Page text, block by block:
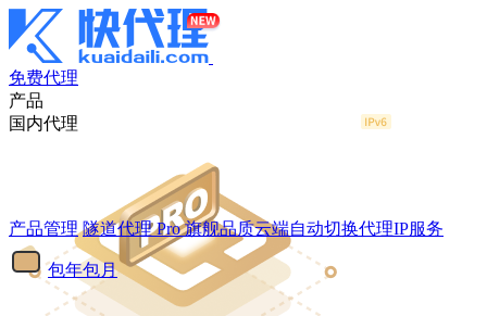
免费代理
产品
国内代理
产品管理 隧道代理Pro 旗舰品质云端自动切换代理IP服务
包年包月